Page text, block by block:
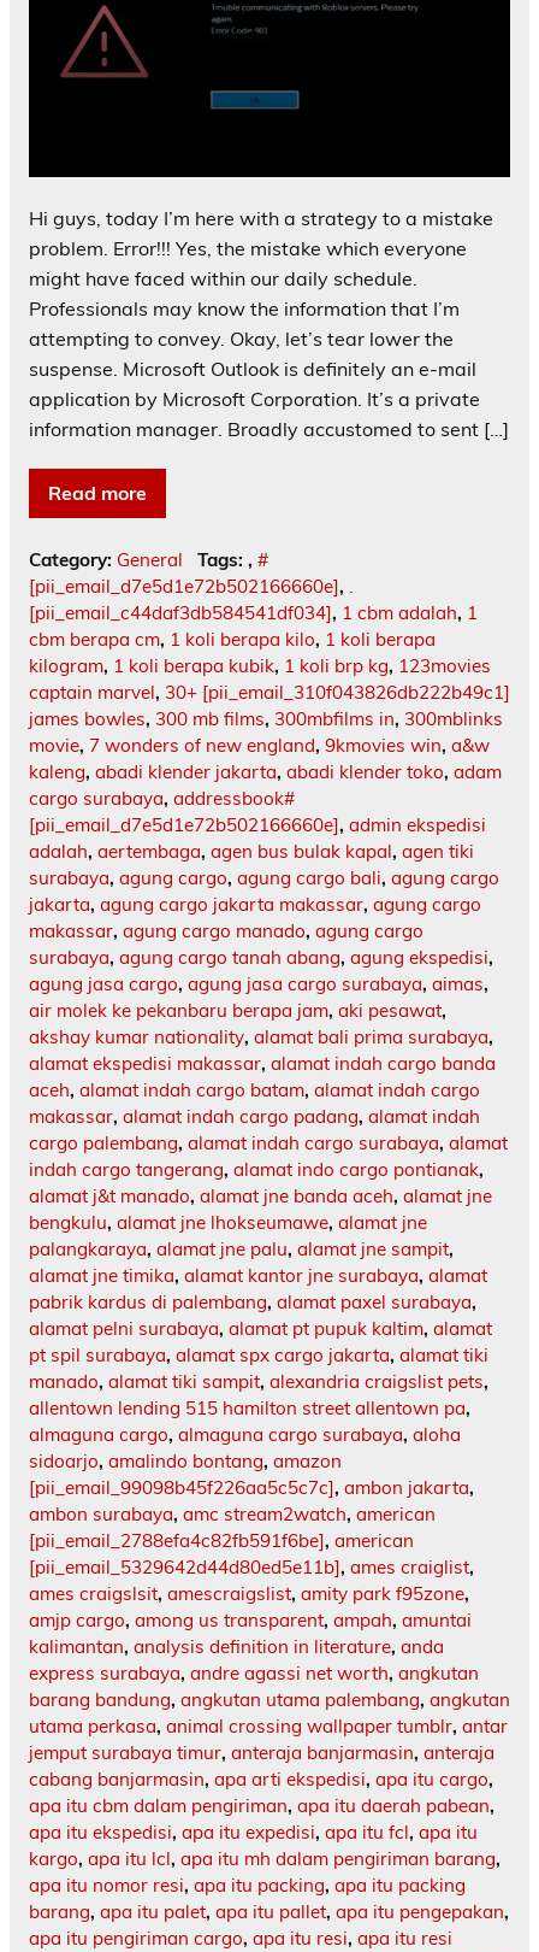
Hi guys, today I’m here with a strategy to a mistake
problem. Error!!! Yes, the mistake which everyone
might have faced within our daily schedule.
Professionals may know the information that I’m
attempting to convey. Okay, let’s tear lower the
suspense. Microsoft Outlook is definitely an e-mail
application by Microsoft Corporation. It’s a private
information manager. Broadly accustomed to sent […]
Read more
Category: General Tags: , #
[pii_email_d7e5d1e72b502166660e], .
[pii_email_c44daf3db584541df034], 1 cbm adalah, 1
cbm berapa cm, 1 koli berapa kilo, 1 koli berapa
kilogram, 1 koli berapa kubik, 1 koli brp kg, 123movies
captain marvel, 30+ [pii_email_310f043826db222b49c1]
james bowles, 300 mb films, 300mbfilms in, 300mblinks
movie, 7 wonders of new england, 9kmovies win, a&w
kaleng, abadi klender jakarta, abadi klender toko, adam
cargo surabaya, addressbook#
[pii_email_d7e5d1e72b502166660e], admin ekspedisi
adalah, aertembaga, agen bus bulak kapal, agen tiki
surabaya, agung cargo, agung cargo bali, agung cargo
jakarta, agung cargo jakarta makassar, agung cargo
makassar, agung cargo manado, agung cargo
surabaya, agung cargo tanah abang, agung ekspedisi,
agung jasa cargo, agung jasa cargo surabaya, aimas,
air molek ke pekanbaru berapa jam, aki pesawat,
akshay kumar nationality, alamat bali prima surabaya,
alamat ekspedisi makassar, alamat indah cargo banda
aceh, alamat indah cargo batam, alamat indah cargo
makassar, alamat indah cargo padang, alamat indah
cargo palembang, alamat indah cargo surabaya, alamat
indah cargo tangerang, alamat indo cargo pontianak,
alamat j&t manado, alamat jne banda aceh, alamat jne
bengkulu, alamat jne lhokseumawe, alamat jne
palangkaraya, alamat jne palu, alamat jne sampit,
alamat jne timika, alamat kantor jne surabaya, alamat
pabrik kardus di palembang, alamat paxel surabaya,
alamat pelni surabaya, alamat pt pupuk kaltim, alamat
pt spil surabaya, alamat spx cargo jakarta, alamat tiki
manado, alamat tiki sampit, alexandria craigslist pets,
allentown lending 515 hamilton street allentown pa,
almaguna cargo, almaguna cargo surabaya, aloha
sidoarjo, amalindo bontang, amazon
[pii_email_99098b45f226aa5c5c7c], ambon jakarta,
ambon surabaya, amc stream2watch, american
[pii_email_2788efa4c82fb591f6be], american
[pii_email_5329642d44d80ed5e11b], ames craiglist,
ames craigslsit, amescraigslist, amity park f95zone,
amjp cargo, among us transparent, ampah, amuntai
kalimantan, analysis definition in literature, anda
express surabaya, andre agassi net worth, angkutan
barang bandung, angkutan utama palembang, angkutan
utama perkasa, animal crossing wallpaper tumblr, antar
jemput surabaya timur, anteraja banjarmasin, anteraja
cabang banjarmasin, apa arti ekspedisi, apa itu cargo,
apa itu cbm dalam pengiriman, apa itu daerah pabean,
apa itu ekspedisi, apa itu expedisi, apa itu fcl, apa itu
kargo, apa itu lcl, apa itu mh dalam pengiriman barang,
apa itu nomor resi, apa itu packing, apa itu packing
barang, apa itu palet, apa itu pallet, apa itu pengepakan,
apa itu pengiriman cargo, apa itu resi, apa itu resi